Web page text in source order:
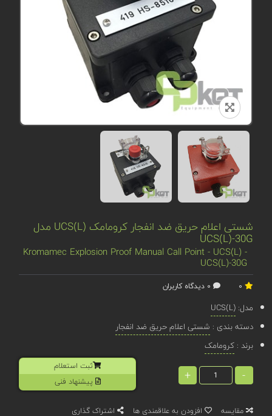
شستی اعلام حریق ضد انفجار کرومامک UCS(L) مدل
UCS(L)-30G
Kromamec Explosion Proof Manual Call Point - UCS(L) -
UCS(L)-30G
مدل:UCS(L)
دسته بندی : شستی اعلام حریق ضد انفجار
برند :کرومامک
-
+
ثبت استعلام
پیشنهاد فنی
مقایسه افزودن به علاقمندی ها اشتراک گذاری